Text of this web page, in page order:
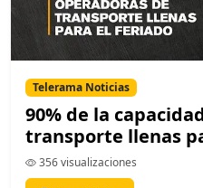
Telerama Noticias
90% de la
transporte llenas
356 visualizaciones